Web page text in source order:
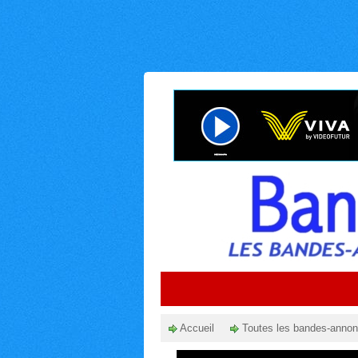
Accueil Toutes les bandes-